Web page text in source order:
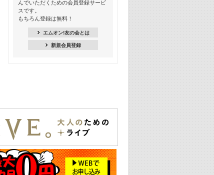
18:30
M-ON! Countdown K
23:00
SUPER EIGHT特集
24:00
25:00
エムオン! ヒッツ
んでいただくための会員登録サービ
スです。
もちろん登録は無料！
エムオン!友の会とは
新規会員登録